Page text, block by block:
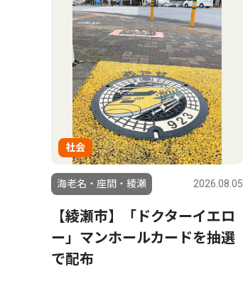
社会
海老名・座間・綾瀬 2026.08.05
【綾瀬市】「ドクターイエロ
ー」マンホールカードを抽選
で配布